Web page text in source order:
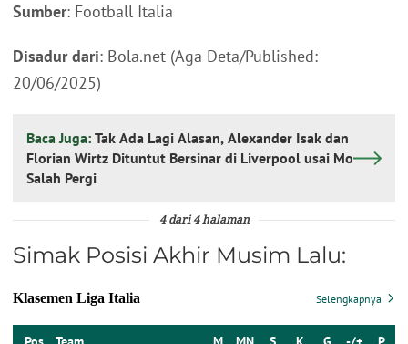
Sumber: Football Italia
Disadur dari: Bola.net (Aga Deta/Published:
20/06/2025)
Baca Juga: Tak Ada Lagi Alasan, Alexander Isak dan
Florian Wirtz Dituntut Bersinar di Liverpool usai Mo
Salah Pergi
4 dari 4 halaman
Simak Posisi Akhir Musim Lalu: